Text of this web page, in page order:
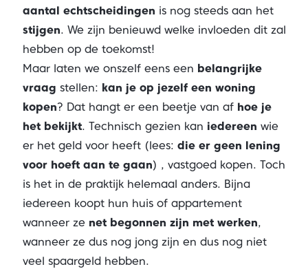
aantal echtscheidingen is nog steeds aan het
stijgen. We zijn benieuwd welke invloeden dit zal
hebben op de toekomst!
Maar laten we onszelf eens een belangrijke
vraag stellen: kan je op jezelf een woning
kopen? Dat hangt er een beetje van af hoe je
het bekijkt. Technisch gezien kan iedereen wie
er het geld voor heeft (lees: die er geen lening
voor hoeft aan te gaan) , vastgoed kopen. Toch
is het in de praktijk helemaal anders. Bijna
iedereen koopt hun huis of appartement
wanneer ze net begonnen zijn met werken,
wanneer ze dus nog jong zijn en dus nog niet
veel spaargeld hebben.